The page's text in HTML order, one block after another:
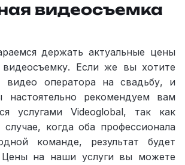
видеосъемка
держать актуальные цены
Если же вы хотите
видео оператора на свадьбу, и
настоятельно рекомендуем вам
услугами Videoglobal, так как
когда оба профессионала
команде, результат будет
Цены на наши услуги вы можете